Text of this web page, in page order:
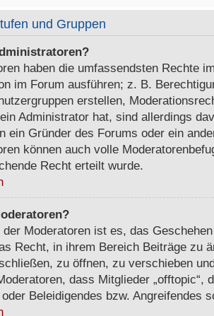
und Gruppen
haben die umfassendsten Rechte
im Forum ausführen; z. B.
erstellen,
Administrator hat, sind allerdings
ein Gründer des Forums oder ein
können auch volle
Recht erteilt wurde.
der Moderatoren ist es, das
Recht, in ihrem Bereich Beiträge zu
zu öffnen, zu verschieben
dass Mitglieder „offtopic“,
Beleidigendes bzw. Angreifendes